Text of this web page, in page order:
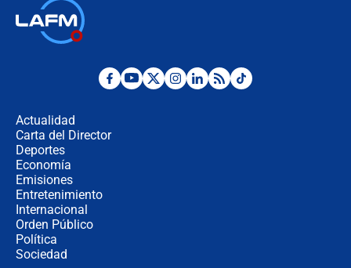
¿Por qué De la Espriella gobernará
Actualidad
Carta del Director
Deportes
Economía
Emisiones
Entretenimiento
Internacional
Orden Público
Política
Sociedad